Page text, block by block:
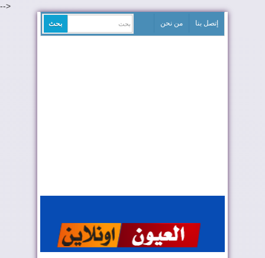
-->
إتصل بنا من نحن